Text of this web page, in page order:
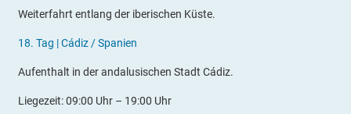
Weiterfahrt entlang der iberischen Küste.
18. Tag |Cádiz / Spanien
Aufenthalt in der andalusischen Stadt Cádiz.
Liegezeit: 09:00 Uhr – 19:00 Uhr